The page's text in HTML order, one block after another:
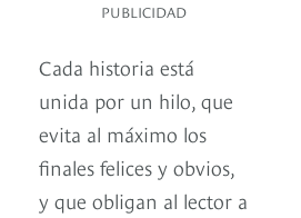
PUBLICIDAD
Cada historia está
unida por un hilo, que
evita al máximo los
finales felices y obvios,
y que obligan al lector a